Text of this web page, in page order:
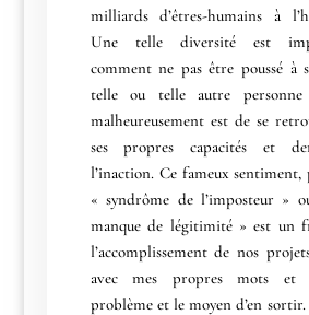
milliards d’êtres-humains à
Une telle diversité est
comment ne pas être poussé à
telle ou telle autre
malheureusement est de se
ses propres capacités et
l’inaction. Ce fameux sentiment,
« syndrôme de l’imposteur »
manque de légitimité » est un
l’accomplissement de nos
avec mes propres mots et
problème et le moyen d’en